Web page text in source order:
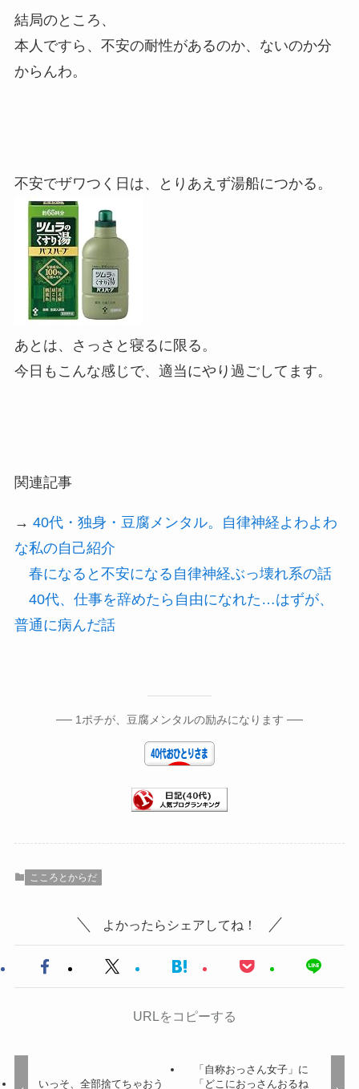
結局のところ、
本人ですら、不安の耐性があるのか、ないのか分
からんわ。
不安でザワつく日は、とりあえず湯船につかる。
あとは、さっさと寝るに限る。
今日もこんな感じで、適当にやり過ごしてます。
関連記事
→ 40代・独身・豆腐メンタル。自律神経よわよわ
な私の自己紹介
春になると不安になる自律神経ぶっ壊れ系の話
40代、仕事を辞めたら自由になれた…はずが、
普通に病んだ話
── 1ポチが、豆腐メンタルの励みになります ──
こころとからだ
よかったらシェアしてね！
URLをコピーする
いっそ、全部捨てちゃおう
「自称おっさん女子」に
「どこにおっさんおるね